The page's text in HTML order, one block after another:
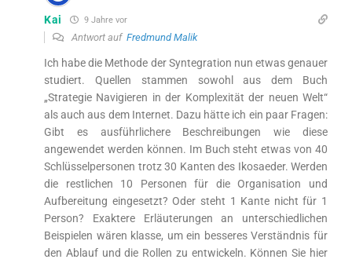
Kai 9 Jahre vor
Antwort auf Fredmund Malik
Ich habe die Methode der Syntegration nun etwas genauer
studiert. Quellen stammen sowohl aus dem Buch
„Strategie Navigieren in der Komplexität der neuen Welt“
als auch aus dem Internet. Dazu hätte ich ein paar Fragen:
Gibt es ausführlichere Beschreibungen wie diese
angewendet werden können. Im Buch steht etwas von 40
Schlüsselpersonen trotz 30 Kanten des Ikosaeder. Werden
die restlichen 10 Personen für die Organisation und
Aufbereitung eingesetzt? Oder steht 1 Kante nicht für 1
Person? Exaktere Erläuterungen an unterschiedlichen
Beispielen wären klasse, um ein besseres Verständnis für
den Ablauf und die Rollen zu entwickeln. Können Sie hier